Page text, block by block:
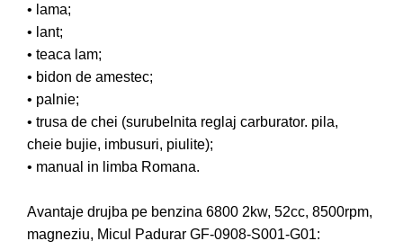
Pompe recirculare
Pompe submersibile
Sisteme de irigat si stropit
Timp liber
Accesorii pentru ATV
Alte vehicule electrice
ATV-uri
Scuter
Tocatoare resturi vegetale
• lama;
• lant;
• teaca lam;
• bidon de amestec;
• palnie;
• trusa de chei (surubelnita reglaj carburator. pila,
cheie bujie, imbusuri, piulite);
• manual in limba Romana.
Avantaje drujba pe benzina 6800 2kw, 52cc, 8500rpm,
magneziu, Micul Padurar GF-0908-S001-G01: